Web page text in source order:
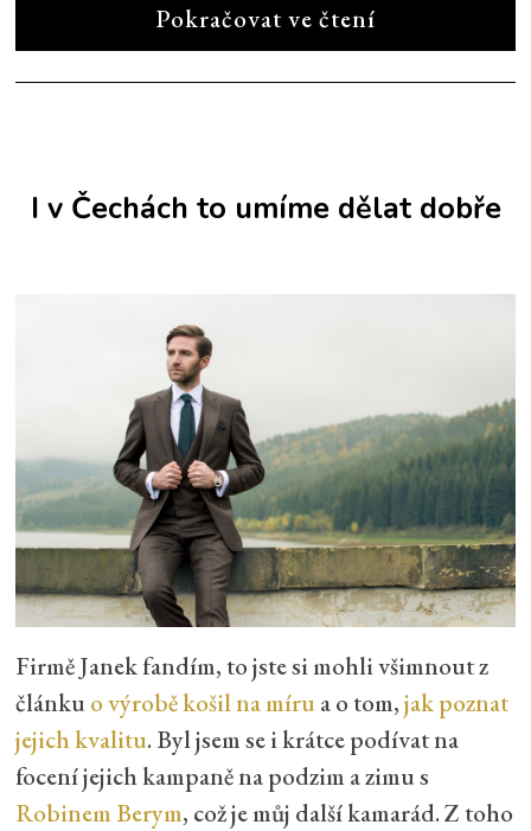
Pokračovat ve čtení
I v Čechách to umíme dělat dobře
Firmě Janek fandím, to jste si mohli všimnout z
článkuo výrobě košil na mírua o tom,jak poznat
jejich kvalitu. Byl jsem se i krátce podívat na
focení jejich kampaně na podzim a zimu s
Robinem Berym, což je můj další kamarád. Z toho